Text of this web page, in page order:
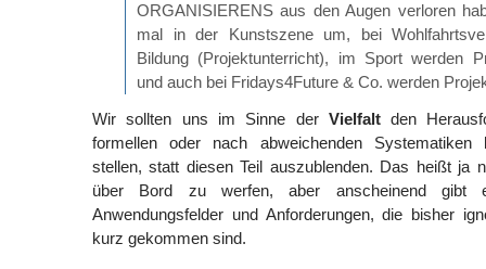
ORGANISIERENS aus den Augen verloren
mal in der Kunstszene um, bei
Bildung (Projektunterricht), im Sport werden
und auch bei Fridays4Future & Co. werden
Wir sollten uns im Sinne der Vielfaltden
formellen oder nach abweichenden Systematiken
stellen, statt diesen Teil auszublenden. Das heißt ja
über Bord zu werfen, aber anscheinend gibt
Anwendungsfelder und Anforderungen, die bisher
kurz gekommen sind.